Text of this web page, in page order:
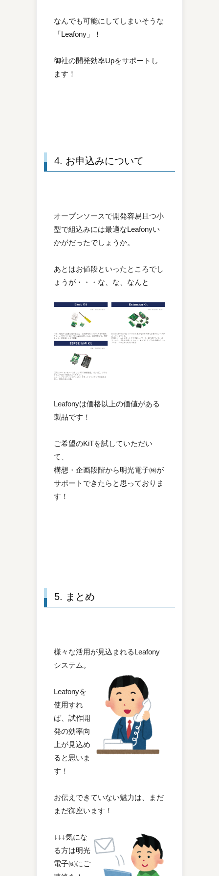
なんでも可能にしてしまいそうな
「Leafony」！
御社の開発効率Upをサポートし
ます！
4. お申込みについて
オープンソースで開発容易且つ小
型で組込みには最適なLeafonyい
かがだったでしょうか。
あとはお値段といったところでし
ょうが・・・な、な、なんと
Leafonyは価格以上の価値がある
製品です！
ご希望のKiTを試していただい
て、
構想・企画段階から明光電子㈱が
サポートできたらと思っておりま
す！
5. まとめ
様々な活用が見込まれるLeafony
システム。
Leafonyを
使用すれ
ば、試作開
発の効率向
上が見込め
ると思いま
す！
お伝えできていない魅力は、まだ
まだ御座います！
↓↓↓気にな
る方は明光
電子㈱にご